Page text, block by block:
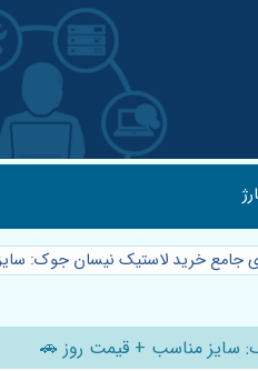
جامع خرید لاستیک نیسان جوک:
سایز مناسب + قیمت روز 🚗